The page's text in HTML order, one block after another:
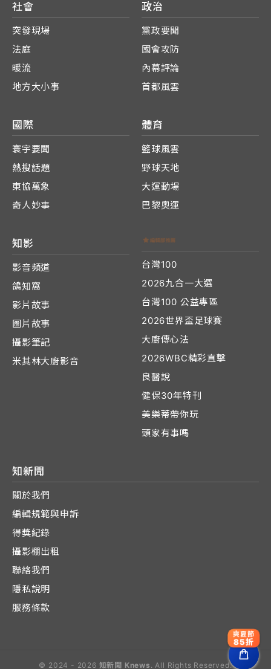
社會
突發現場
法庭
暖流
地方大小事
政治
黨政要聞
國會攻防
內幕評論
首都風雲
國際
寰宇要聞
熱搜話題
東協萬象
奇人妙事
體育
籃球風雲
野球天地
大運動場
巴黎奧運
知影
影音頻道
鴿知窩
影片故事
圖片故事
攝影筆記
米其林大廚影音
台灣100
2026九合一大選
台灣100 公益專區
2026世界盃足球賽
大廚傳心法
2026WBC精彩直擊
良醫說
健保30年特刊
美樂蒂帶你玩
頭家有事嗎
知新聞
關於我們
編輯規範與申訴
得獎紀錄
攝影棚出租
聯絡我們
隱私說明
服務條款
© 2024 - 2026 知新聞 Knews . All Rights Reserved.
爽夏節
85折